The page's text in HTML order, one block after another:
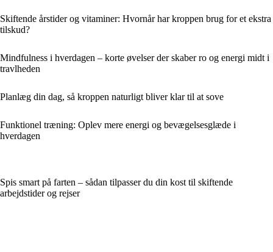
Skiftende årstider og vitaminer: Hvornår har kroppen brug for et ekstra
tilskud?
Mindfulness i hverdagen – korte øvelser der skaber ro og energi midt i
travlheden
Planlæg din dag, så kroppen naturligt bliver klar til at sove
Funktionel træning: Oplev mere energi og bevægelsesglæde i
hverdagen
Spis smart på farten – sådan tilpasser du din kost til skiftende
arbejdstider og rejser